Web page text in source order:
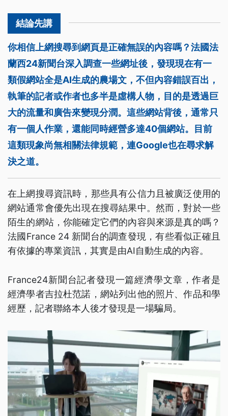
你相信上網搜尋到網頁是正確無誤的內容嗎？法國法
蘭西24新聞台深入調查一些網址後，發現現在有一
類假網站全是AI生成的農場文，不但內容錯誤百出，
執筆的記者或作者也多半是虛構人物，目的是透過巨
大的流量和廣告來變現分潤。這些網站背後，通常只
有一個人作業，還能同時經營多達40個網站。目前
這類現象尚無相關法律規範，連Google也在尋求解
決之道。
在上網搜尋資訊時，那些具有公信力且被廣泛使用的
網站通常會優先出現在搜尋結果中。然而，對於一些
陌生的網站，你能確定它們的內容與來源是真的嗎？
法國France 24 新聞台的調查發現，有些看似正確且
有依據的專業資訊，其實是由AI自動生成的內容。
France24新聞台記者發現一篇經濟學文章，作者是
經濟學者吉拉杜范諾，網站列出他的照片、作品和學
經歷，記者聯絡本人後才發現是一場騙局。